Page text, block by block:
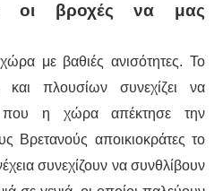
οι βροχές να μας
με βαθιές ανισότητες. Το
πλουσίων συνεχίζει να
που η χώρα απέκτησε την
Βρετανούς αποικιοκράτες το
συνεχίζουν να συνθλίβουν